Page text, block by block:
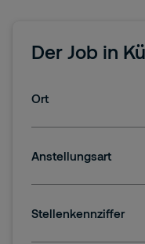
Der Job in
Ort
Anstellungsart
Stellenkennziffer